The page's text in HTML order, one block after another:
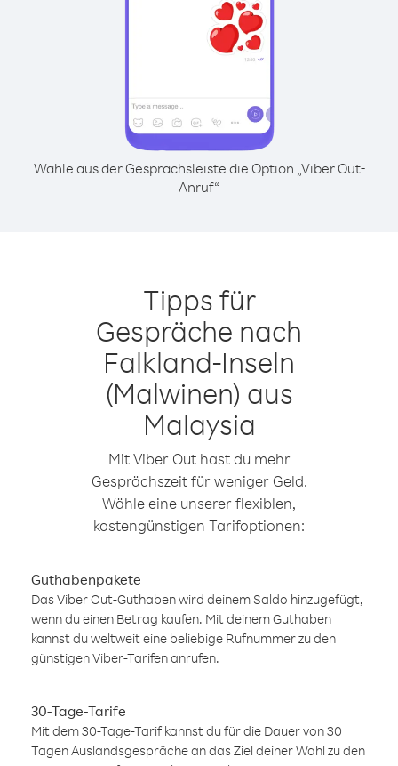
Wähle aus der Gesprächsleiste die Option „Viber Out-
Anruf“
Tipps für
Gespräche nach
Falkland-Inseln
(Malwinen) aus
Malaysia
Mit Viber Out hast du mehr
Gesprächszeit für weniger Geld.
Wähle eine unserer flexiblen,
kostengünstigen Tarifoptionen:
Guthabenpakete
Das Viber Out-Guthaben wird deinem Saldo hinzugefügt,
wenn du einen Betrag kaufen. Mit deinem Guthaben
kannst du weltweit eine beliebige Rufnummer zu den
günstigen Viber-Tarifen anrufen.
30-Tage-Tarife
Mit dem 30-Tage-Tarif kannst du für die Dauer von 30
Tagen Auslandsgespräche an das Ziel deiner Wahl zu den